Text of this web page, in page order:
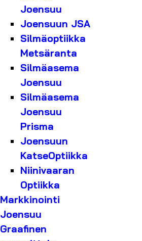
Joensuu
Joensuun JSA
Silmäoptiikka
Metsäranta
Silmäasema
Joensuu
Silmäasema
Joensuu
Prisma
Joensuun
KatseOptiikka
Niinivaaran
Optiikka
Markkinointi
Joensuu
Graafinen